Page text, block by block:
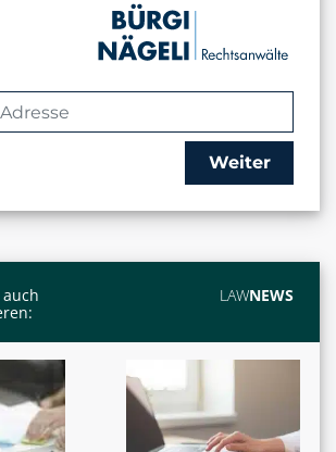
Weiter
LAWNEWS